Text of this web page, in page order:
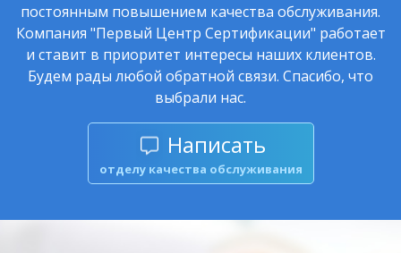
постоянным повышением качества обслуживания.
Компания "Первый Центр Сертификации" работает
и ставит в приоритет интересы наших клиентов.
Будем рады любой обратной связи. Спасибо, что
выбрали нас.
Написать
отделу качества обслуживания